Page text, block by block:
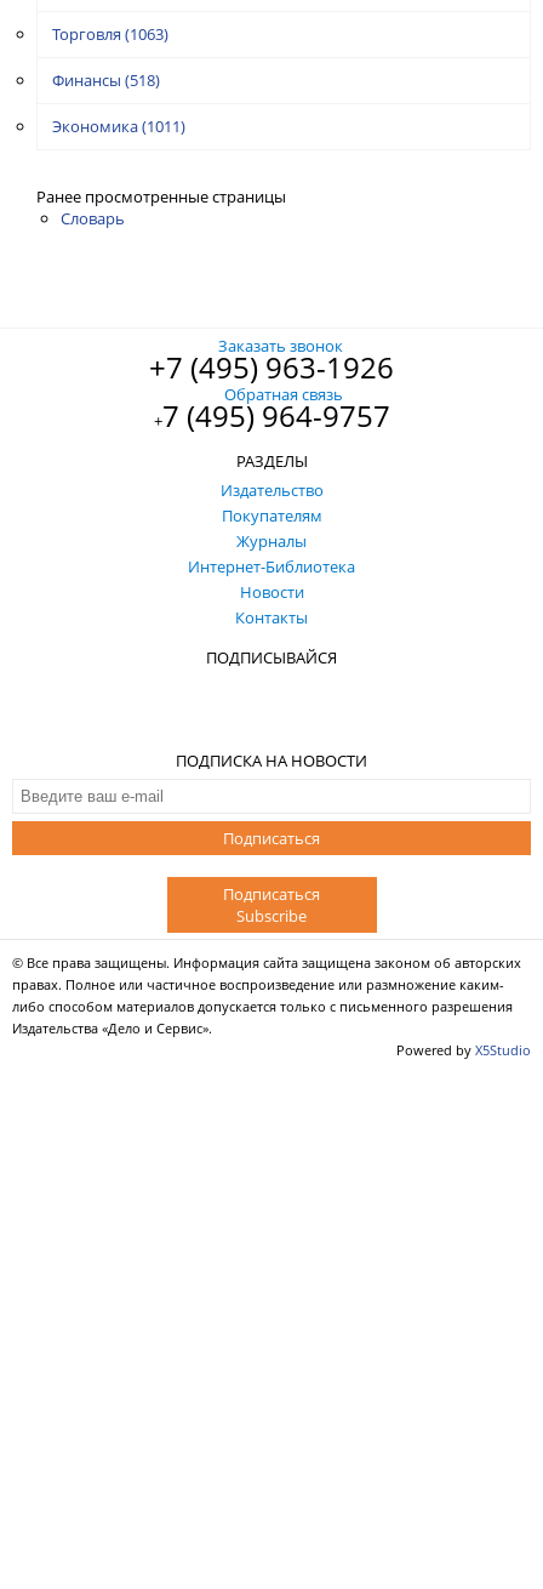
Торговля (1063)
Финансы (518)
Экономика(1011)
Ранее просмотренные страницы
Словарь
Заказать звонок
+7 (495) 963-1926
Обратная связь
+7 (495) 964-9757
РАЗДЕЛЫ
Издательство
Покупателям
Журналы
Интернет-Библиотека
Новости
Контакты
ПОДПИСЫВАЙСЯ
ПОДПИСКА НА НОВОСТИ
Подписаться
Подписаться
Subscribe
© Все права защищены. Информация сайта защищена законом об авторских
правах. Полное или частичное воспроизведение или размножение каким-
либо способом материалов допускается только с письменного разрешения
Издательства «Дело и Сервис».
Powered by X5Studio